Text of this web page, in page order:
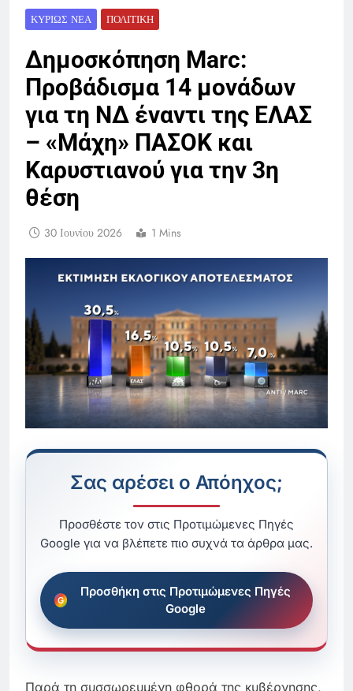
ΚΥΡΊΩΣ ΝΈΑ ΠΟΛΙΤΙΚΉ
Δημοσκόπηση Marc:
Προβάδισμα 14 μονάδων
για τη ΝΔ έναντι της ΕΛΑΣ
– «Μάχη» ΠΑΣΟΚ και
Καρυστιανού για την 3η
θέση
30 Ιουνίου 2026 1 Mins
Σας αρέσει ο Απόηχος;
Προσθέστε τον στις Προτιμώμενες Πηγές
Google για να βλέπετε πιο συχνά τα άρθρα μας.
Προσθήκη στις Προτιμώμενες Πηγές
Google
Παρά τη συσσωρευμένη φθορά της κυβέρνησης,